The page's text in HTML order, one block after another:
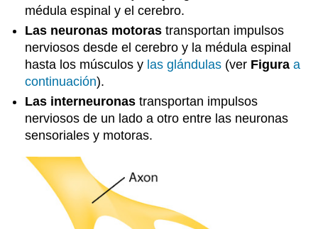
médula espinal y el cerebro.
Las neuronas motoras transportan impulsos
nerviosos desde el cerebro y la médula espinal
hasta los músculos y las glándulas (ver Figura a
continuación).
Las interneuronas transportan impulsos
nerviosos de un lado a otro entre las neuronas
sensoriales y motoras.